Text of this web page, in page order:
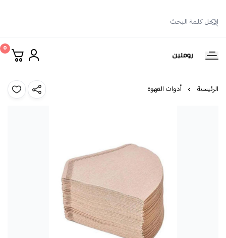
روملين
0
الرئيسية أدوات القهوة